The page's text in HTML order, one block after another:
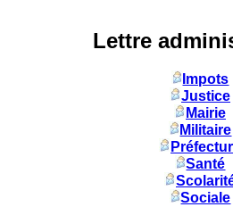
Lettre
Impots
Justice
Mairie
Militaire
Santé
Sociale